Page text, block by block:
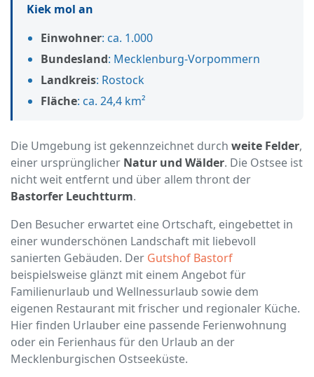
Kiek mol an
Einwohner: ca. 1.000
Bundesland: Mecklenburg-Vorpommern
Landkreis: Rostock
Fläche: ca. 24,4 km²
Die Umgebung ist gekennzeichnet durch weite Felder,
einer ursprünglicher Natur und Wälder. Die Ostsee ist
nicht weit entfernt und über allem thront der
Bastorfer Leuchtturm.
Den Besucher erwartet eine Ortschaft, eingebettet in
einer wunderschönen Landschaft mit liebevoll
sanierten Gebäuden. Der Gutshof Bastorf
beispielsweise glänzt mit einem Angebot für
Familienurlaub und Wellnessurlaub sowie dem
eigenen Restaurant mit frischer und regionaler Küche.
Hier finden Urlauber eine passende Ferienwohnung
oder ein Ferienhaus für den Urlaub an der
Mecklenburgischen Ostseeküste.